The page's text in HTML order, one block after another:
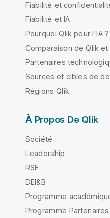
Fiabilité et
Fiabilité et IA
Pourquoi Qlik pour l'IA ?
Comparaison de Qlik
Partenaires
Sources et cibles de
Régions Qlik
À Propos De Qlik
Société
Leadership
RSE
DEI&B
Programme
Programme Partenaires